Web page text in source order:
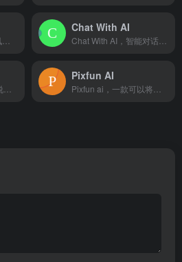
Chat With AI
Pixfun AI